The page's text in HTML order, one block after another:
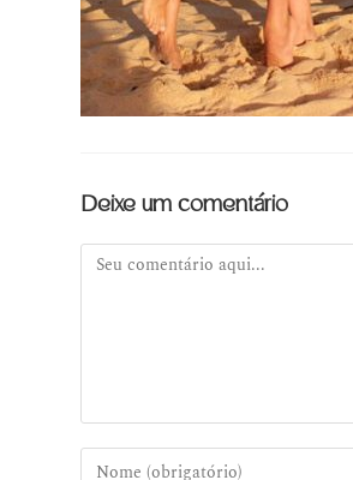
Deixe um comentário